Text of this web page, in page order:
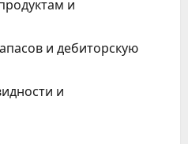
и
и дебиторскую
и